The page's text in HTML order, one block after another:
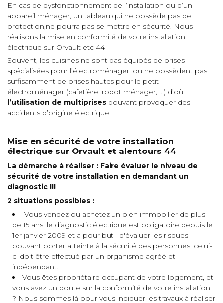
En cas de dysfonctionnement de l’installation ou d’un
appareil ménager, un tableau qui ne possède pas de
protection,ne pourra pas se mettre en sécurité. Nous
réalisons la mise en conformité de votre installation
électrique sur Orvault etc 44
Souvent, les cuisines ne sont pas équipés de prises
spécialisées pour l’électroménager, ou ne possèdent pas
suffisamment de prises hautes pour le petit
électroménager (cafetière, robot ménager, …) d’où
l’utilisation de multiprises pouvant provoquer des
accidents d’origine électrique.
Mise en sécurité de votre installation
électrique sur Orvault et alentours 44
La démarche à réaliser : Faire évaluer le niveau de
sécurité de votre installation en demandant un
diagnostic !!!
2 situations possibles :
Vous vendez ou achetez un bien immobilier de plus
de 15 ans, le diagnostic électrique est obligatoire depuis le
1er janvier 2009 et a pour but d'évaluer les risques
pouvant porter atteinte à la sécurité des personnes, celui-
ci doit être effectué par un organisme agréé et
indépendant.
Vous êtes propriétaire occupant de votre logement, et
vous avez un doute sur la conformité de votre installation
? Nous sommes là pour vous indiquer les travaux à réaliser